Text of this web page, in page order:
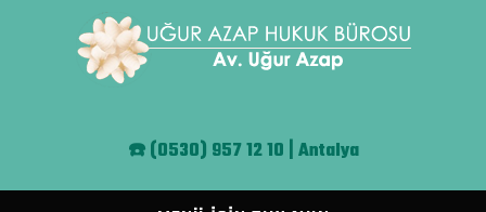
☎️(0530) 957 12 10 | Antalya